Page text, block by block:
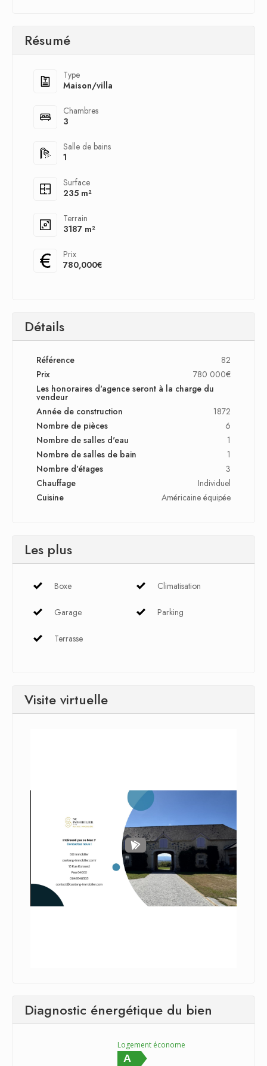
Résumé
Type
Maison/villa
Chambres
3
Salle de bains
1
Surface
235 m²
Terrain
3187 m²
Prix
780,000€
Détails
Référence
82
Prix
780 000€
Les honoraires d'agence seront à la charge du
vendeur
Année de construction
1872
Nombre de pièces
6
Nombre de salles d'eau
1
Nombre de salles de bain
1
Nombre d'étages
3
Chauffage
Individuel
Cuisine
Américaine équipée
Les plus
Boxe Climatisation
Garage Parking
Terrasse
Visite virtuelle
Diagnostic énergétique du bien
Logement économe
A